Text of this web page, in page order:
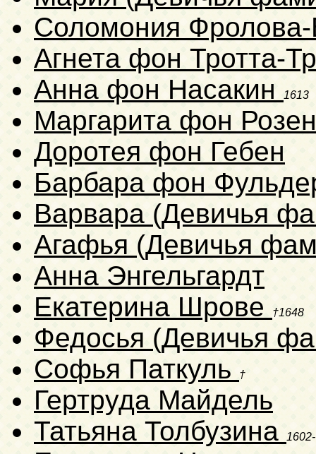
Соломония Фролова-
Агнета фон Тротта-
Анна фон Насакин
1613
Маргарита фон
Доротея фон Гебен
Барбара фон
Варвара (Девичья
Агафья (Девичья
Анна Энгельгардт
Екатерина Шрове
†1648
Федосья (Девичья
Софья Паткуль
†
Гертруда Майдель
Татьяна Толбузина
1602-